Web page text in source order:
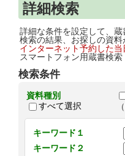
詳細検索
詳細な条件を設定して、蔵
検索の結果、お探しの資
インターネット予約した
スマートフォン用蔵書検
検索条件
資料種別
すべて選択
キーワード１
キーワード２